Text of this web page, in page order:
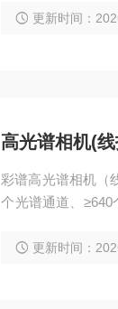
更新时间：
高光谱相机(
彩谱高光谱相机（
个光谱通道、≥640
损岩心扫描、文博
更新时间：